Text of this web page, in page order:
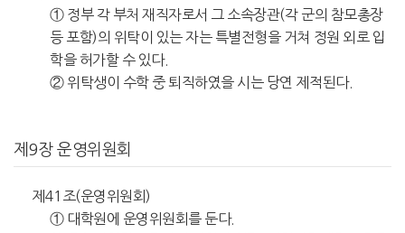
① 정부 각 부처 재직자로서 그 소속장관(각 군의 참모총장
등 포함)의 위탁이 있는 자는 특별전형을 거쳐 정원 외로 입
학을 허가할 수 있다.
② 위탁생이 수학 중 퇴직하였을 시는 당연 제적된다.
제9장 운영위원회
제41조(운영위원회)
① 대학원에 운영위원회를 둔다.